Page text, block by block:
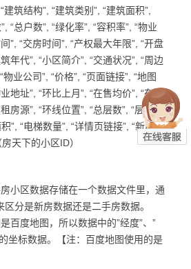
建筑结构”, “建筑类别”, “建筑面积”,
“总户数”, “绿化率”, “容积率”, “物业
”, “交房时间”, “产权最大年限”, “开盘
年代”, “小区简介”, “交通状况”, “周边
物业公司”, “价格”, “页面链接”, “地图
地址”, “环比上月”, “在售均价”, “在售
房源”, “环线位置”, “总层数”, “层高”,
”, “电梯数量”, “详情页链接”, “新房/
天下的小区ID）
房小区数据存储在一个数据文件里，通
区分是新房数据还是二手房数据。
百度地图，所以数据中的”经度”、”
坐标数据。【注：百度地图使用的是